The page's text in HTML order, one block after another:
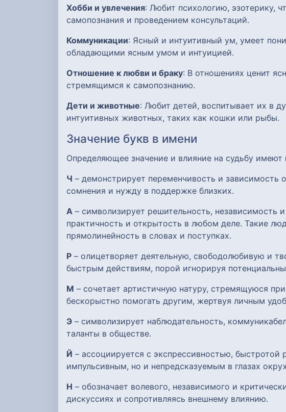
Хобби и увлечения: Любит психологию, эзотерику,
самопознания и проведением консультаций.
Коммуникации: Ясный и интуитивный ум, умеет
обладающими ясным умом и интуицией.
Отношение к любви и браку: В отношениях ценит
стремящимся к самопознанию.
Дети и животные: Любит детей, воспитывает их в
интуитивных животных, таких как кошки или рыбы.
Значение букв в имени
Определяющее значение и влияние на судьбу имеют
Ч – демонстрирует переменчивость и зависимость
сомнения и нужду в поддержке близких.
А – символизирует решительность, независимость
практичность и открытость в любом деле. Такие
прямолинейность в словах и поступках.
Р – олицетворяет деятельную, свободолюбивую и
быстрым действиям, порой игнорируя
М – сочетает артистичную натуру, стремящуюся
бескорыстно помогать другим, жертвуя личным
Э – символизирует наблюдательность,
таланты в обществе.
Й – ассоциируется с экспрессивностью,
импульсивным, но и непредсказуемым в глазах
Н – обозначает волевого, независимого и
дискуссиях и сопротивляясь внешнему влиянию.